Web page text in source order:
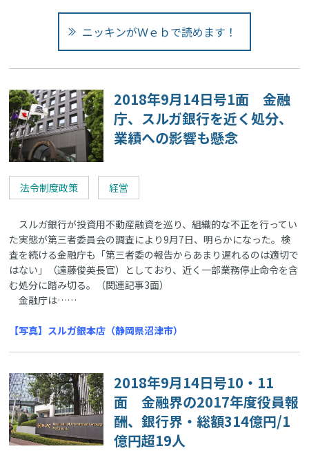
ニッキンがＷｅｂで読めます！
2018年9月14日号1面 金融
庁、スルガ銀行を近く処分、
業績への影響も懸念
法令制度政策 経営
スルガ銀行が投資用不動産融資を巡り、組織的な不正を行ってい
た実態が第三者委員会の調査により9月7日、明らかになった。検
査を続ける金融庁も「第三者委の報告からあまり遅れるのは適切で
はない」（遠藤俊英長官）としており、近く一部業務停止命令を含
む処分に踏み切る。（関連記事3面）
金融庁は……
【写真】スルガ銀本店（静岡県沼津市）
2018年9月14日号10・11
面 金融界の2017年度役員報
酬、銀行界・総額314億円/1
億円超19人